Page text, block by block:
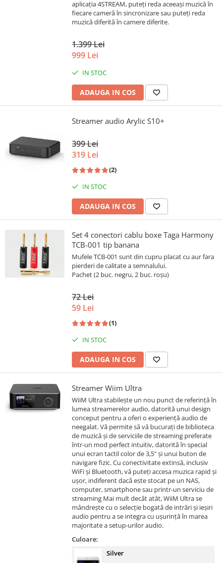
aplicația 4STREAM, puteți reda aceeași muzică în
fiecare cameră în sincronizare sau puteți reda
muzică diferită în camere diferite.
1.399 Lei
999 Lei
IN STOC
ADAUGA IN COS
Streamer audio Arylic S10+
399 Lei
319 Lei
(2)
IN STOC
ADAUGA IN COS
Set 4 conectori cablu boxe Taga Harmony
TCB-001 tip banana
Mufele TCB-001 sunt din cupru placat cu aur fara
pierderi de calitate a semnalului.
Pachet (2 buc. negru, 2 buc. roșu)
72 Lei
59 Lei
(1)
IN STOC
ADAUGA IN COS
Streamer Wiim Ultra
WiiM Ultra stabilește un nou punct de referință în
lumea streamerelor audio, datorită unui design
conceput pentru a oferi o experiență audio de
neegalat. Vă permite să vă bucurați de biblioteca
de muzică și de serviciile de streaming preferate
într-un mod perfect intuitiv, datorită în special
unui ecran tactil color de 3,5" și unui buton de
navigare fizic. Cu conectivitate extinsă, inclusiv
WiFi și Bluetooth, vă puteți accesa muzica rapid și
ușor, indiferent dacă este stocat pe un NAS,
computer, smartphone sau printr-un serviciu de
streaming Mai mult decât atât, WiiM Ultra se
mândrește cu o selecție bogată de intrări și ieșiri
audio pentru a se integra cu ușurință în marea
majoritate a setup-urilor audio.
Culoare:
Silver